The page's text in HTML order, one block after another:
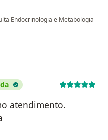
Endocrinologia e Metabologia
atendimento.